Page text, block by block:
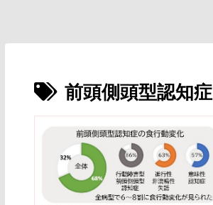
前頭側頭型認知症